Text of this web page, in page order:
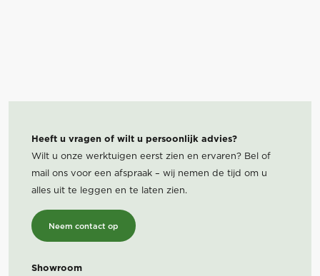
Heeft u vragen of wilt u persoonlijk advies?
Wilt u onze werktuigen eerst zien en ervaren? Bel of
mail ons voor een afspraak – wij nemen de tijd om u
alles uit te leggen en te laten zien.
Neem contact op
Showroom